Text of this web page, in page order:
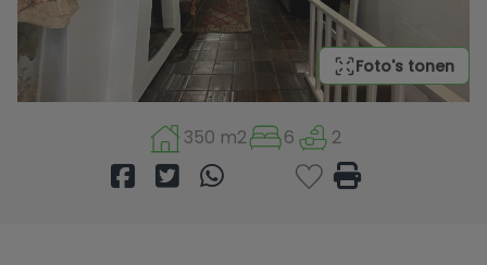
Foto's tonen
350 m2 6 2